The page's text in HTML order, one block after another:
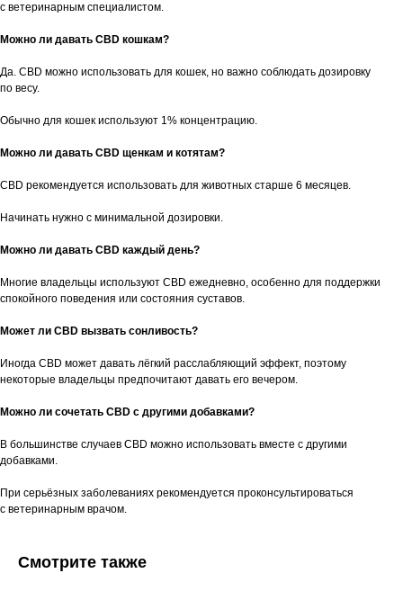
с ветеринарным специалистом.
Можно ли давать CBD кошкам?
Да. CBD можно использовать для кошек, но важно соблюдать дозировку
по весу.
Обычно для кошек используют 1% концентрацию.
Можно ли давать CBD щенкам и котятам?
CBD рекомендуется использовать для животных старше 6 месяцев.
Начинать нужно с минимальной дозировки.
Можно ли давать CBD каждый день?
Многие владельцы используют CBD ежедневно, особенно для поддержки
спокойного поведения или состояния суставов.
Может ли CBD вызвать сонливость?
Иногда CBD может давать лёгкий расслабляющий эффект, поэтому
некоторые владельцы предпочитают давать его вечером.
Можно ли сочетать CBD с другими добавками?
В большинстве случаев CBD можно использовать вместе с другими
добавками.
При серьёзных заболеваниях рекомендуется проконсультироваться
с ветеринарным врачом.
Смотрите также